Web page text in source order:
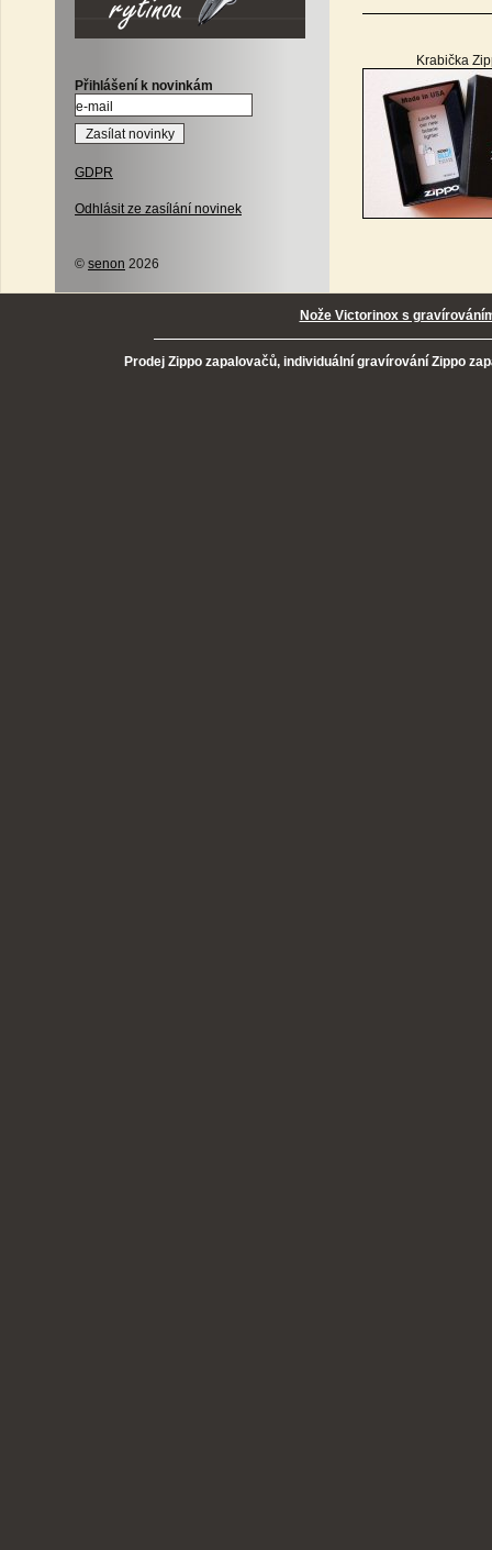
Přihlášení k novinkám
GDPR
Odhlásit ze zasílání novinek
© senon 2026
Krabička
Nože Victorinox s
Prodej Zippo zapalovačů, individuální gravírování Zippo